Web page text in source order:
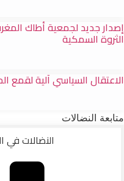
إصدار جديد لجمعية أطاك
الثروة السمكية
الاعتقال السياسي آلية لقمع
متابعة النضالات
النضالات في